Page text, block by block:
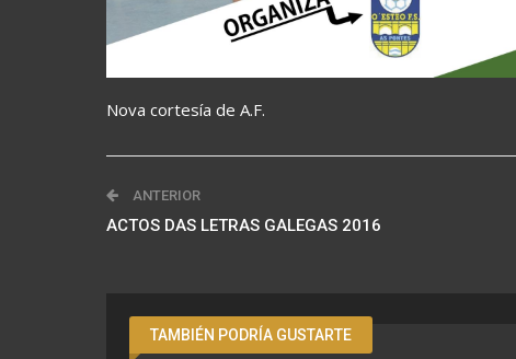
Nova cortesía de A.F.
ANTERIOR
ACTOS DAS LETRAS GALEGAS 2016
TAMBIÉN PODRÍA GUSTARTE